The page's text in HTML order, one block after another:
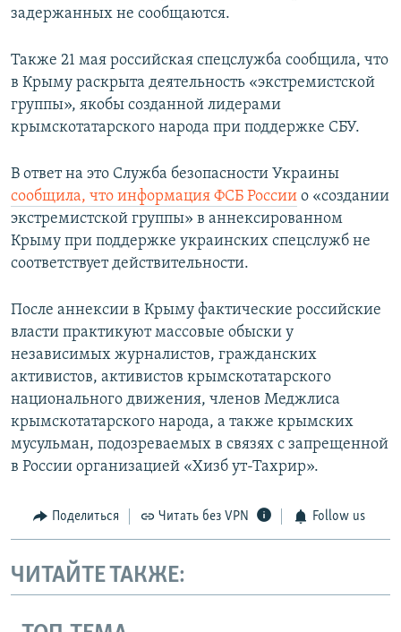
задержанных не сообщаются.
Также 21 мая российская спецслужба сообщила, что
в Крыму раскрыта деятельность «экстремистской
группы», якобы созданной лидерами
крымскотатарского народа при поддержке СБУ.
В ответ на это Служба безопасности Украины
сообщила, что информация ФСБ России о «создании
экстремистской группы» в аннексированном
Крыму при поддержке украинских спецслужб не
соответствует действительности.
После аннексии в Крыму фактические российские
власти практикуют массовые обыски у
независимых журналистов, гражданских
активистов, активистов крымскотатарского
национального движения, членов Меджлиса
крымскотатарского народа, а также крымских
мусульман, подозреваемых в связях с запрещенной
в России организацией «Хизб ут-Тахрир».
Поделиться Читать без VPN Follow us
ЧИТАЙТЕ ТАКЖЕ: